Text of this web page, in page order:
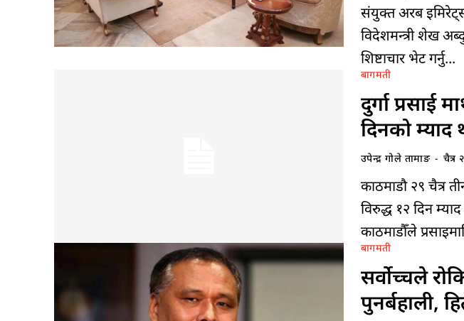
संयुक्त अरब इमिरेट्स
विदेशमन्त्री शेख
शिष्टाचार भेट गर्नु...
बागमती
दुर्गा प्रसाई
दिनको म्याद
उपेन्द्र गोले तामाङ - चैत्र
काठमाडौ २९ चैत्र
विरुद्ध १२ दिन
काठमाडौँले
बागमती
सर्वोच्चले
पुनर्बहाली,